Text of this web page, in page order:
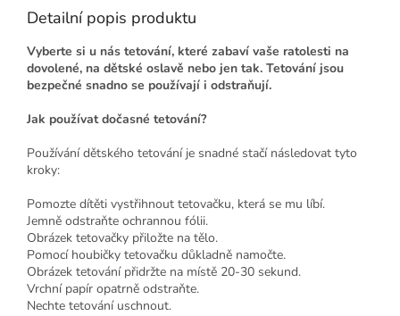
Detailní popis produktu
Vyberte si u nás tetování, které zabaví vaše ratolesti na
dovolené, na dětské oslavě nebo jen tak. Tetování jsou
bezpečné snadno se používají i odstraňují.
Jak používat dočasné tetování?
Používání dětského tetování je snadné stačí následovat tyto
kroky:
Pomozte dítěti vystřihnout tetovačku, která se mu líbí.
Jemně odstraňte ochrannou fólii.
Obrázek tetovačky přiložte na tělo.
Pomocí houbičky tetovačku důkladně namočte.
Obrázek tetování přidržte na místě 20-30 sekund.
Vrchní papír opatrně odstraňte.
Nechte tetování uschnout.